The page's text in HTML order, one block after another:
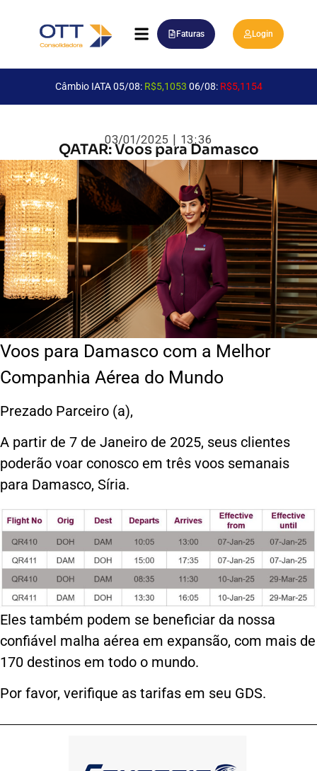
Faturas Login
Câmbio IATA 05/08: R$5,1053 06/08: R$5,1154
03/01/2025 | 13:36
QATAR: Voos para Damasco
Voos para Damasco com a Melhor
Companhia Aérea do Mundo
Prezado Parceiro (a),
A partir de 7 de Janeiro de 2025, seus clientes
poderão voar conosco em três voos semanais
para Damasco, Síria.
Eles também podem se beneficiar da nossa
confiável malha aérea em expansão, com mais de
170 destinos em todo o mundo.
Por favor, verifique as tarifas em seu GDS.